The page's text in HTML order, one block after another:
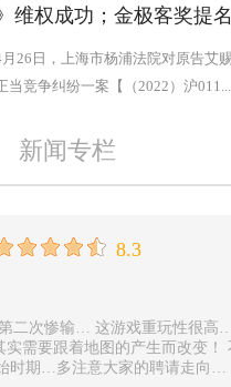
维权成功；金极客奖提
26日，上海市杨浦法院对原告艾
竞争纠纷一案【（2022）沪011...
新闻专栏
8.3
而改变！ 不能一直使用一样的科技书！ 然后记得m
时期…多注意大家的聘请走向